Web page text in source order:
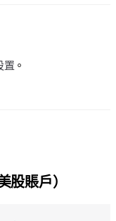
置 。
賬戶）